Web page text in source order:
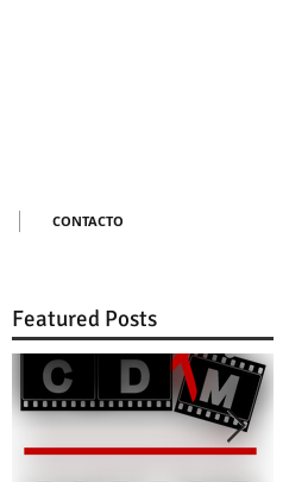
CONTACTO
Featured Posts